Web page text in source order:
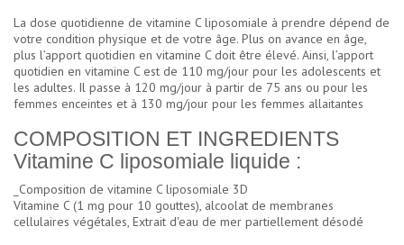
La dose quotidienne de vitamine C liposomiale à prendre dépend de
votre condition physique et de votre âge. Plus on avance en âge,
plus l’apport quotidien en vitamine C doit être élevé. Ainsi, l’apport
quotidien en vitamine C est de 110 mg/jour pour les adolescents et
les adultes. Il passe à 120 mg/jour à partir de 75 ans ou pour les
femmes enceintes et à 130 mg/jour pour les femmes allaitantes
COMPOSITION ET INGREDIENTS
Vitamine C liposomiale liquide :
_Composition de vitamine C liposomiale 3D
Vitamine C (1 mg pour 10 gouttes), alcoolat de membranes
cellulaires végétales, Extrait d'eau de mer partiellement désodé